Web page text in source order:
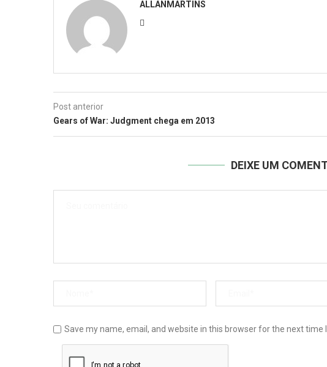
ALLANMARTINS
Post anterior
Gears of War: Judgment chega em 2013
DEIXE UM
Save my name, email, and website in this browser for the next time